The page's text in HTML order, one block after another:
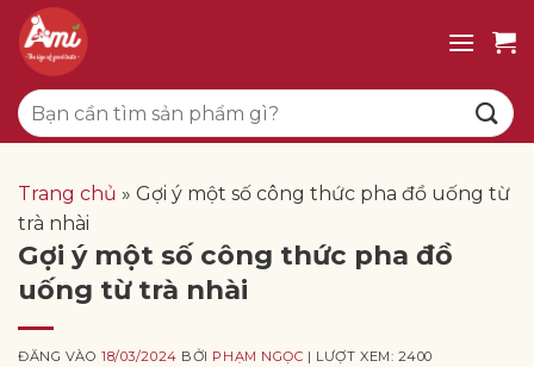
qua
dung
Tìm
kiếm:
Trang chủ » Gợi ý một số công thức pha đồ uống từ
trà nhài
Gợi ý một số công thức pha đồ
uống từ trà nhài
ĐĂNG VÀO18/03/2024 BỞI PHẠM NGỌC | LƯỢT XEM: 2400